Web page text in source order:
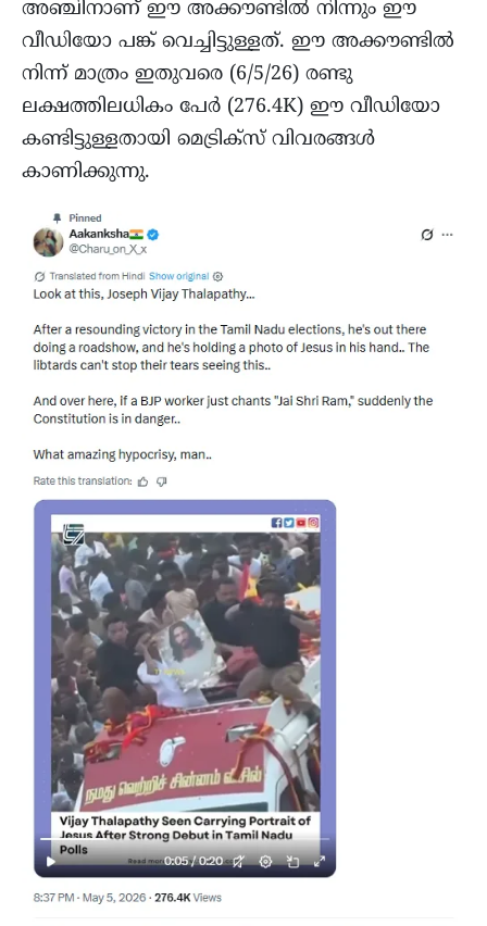
അഞ്ചിനാണ് ഈ അക്കൗണ്ടിൽ നിന്നും ഈ
വീഡിയോ പങ്ക് വെച്ചിട്ടുള്ളത്. ഈ അക്കൗണ്ടിൽ
നിന്ന് മാത്രം ഇതുവരെ (6/5/26) രണ്ടു
ലക്ഷത്തിലധികം പേർ (276.4K) ഈ വീഡിയോ
കണ്ടിട്ടുള്ളതായി മെട്രിക്സ് വിവരങ്ങള്‍
കാണിക്കുന്നു.